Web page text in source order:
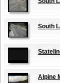
South
Alpine